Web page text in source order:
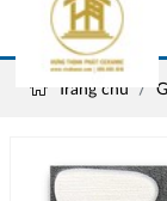
Trang chủ